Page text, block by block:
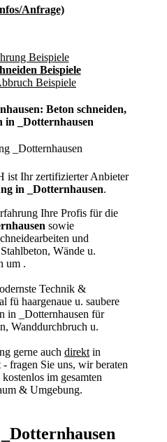
Anfrage)
Beispiele
Beispiele
Beispiele
Beton schneiden,
in _Dotternhausen
ist Ihr zertifizierter Anbieter
in _Dotternhausen.
Ihre Profis für die
sowie
und
Wände u.
um .
Technik &
fü haargenaue u. saubere
in _Dotternhausen für
Wanddurchbruch u.
gerne auchdirekt in
fragen Sie uns, wir beraten
im gesamten
& Umgebung.